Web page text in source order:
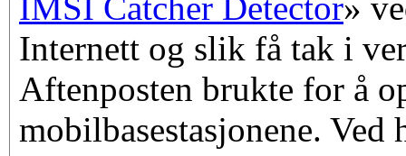
Internett og slik få tak i
Aftenposten brukte for å
mobilbasestasjonene. Ved